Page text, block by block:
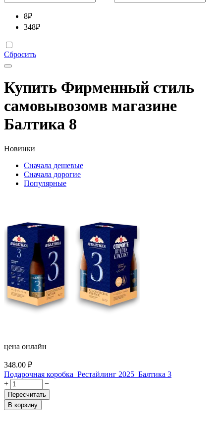
8₽
348₽
Сбросить
Купить Фирменный стиль
самовывозомв магазине
Балтика 8
Новинки
Сначала дешевые
Сначала дорогие
Популярные
цена онлайн
348.00 ₽
Подарочная коробка_Рестайлинг 2025_Балтика 3
+
−
Пересчитать
В корзину